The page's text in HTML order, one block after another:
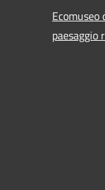
paesaggio